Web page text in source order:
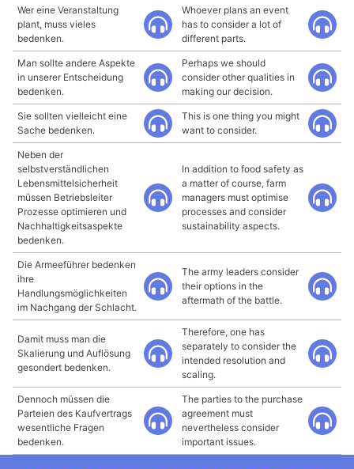
Wer eine Veranstaltung
plant, muss vieles
bedenken.
Whoever plans an event
has to consider a lot of
different parts.
Man sollte andere Aspekte
in unserer Entscheidung
bedenken.
Perhaps we should
consider other qualities in
making our decision.
Sie sollten vielleicht eine
Sache bedenken.
This is one thing you might
want to consider.
Neben der
selbstverständlichen
Lebensmittelsicherheit
müssen Betriebsleiter
Prozesse optimieren und
Nachhaltigkeitsaspekte
bedenken.
In addition to food safety as
a matter of course, farm
managers must optimise
processes and consider
sustainability aspects.
Die Armeeführer bedenken
ihre
Handlungsmöglichkeiten
im Nachgang der Schlacht.
The army leaders consider
their options in the
aftermath of the battle.
Damit muss man die
Skalierung und Auflösung
gesondert bedenken.
Therefore, one has
separately to consider the
intended resolution and
scaling.
Dennoch müssen die
Parteien des Kaufvertrags
wesentliche Fragen
bedenken.
The parties to the purchase
agreement must
nevertheless consider
important issues.